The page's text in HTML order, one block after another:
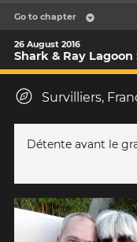
Go to chapter
26 August 2016
Shark & Ray
Survilliers,
Détente avant le